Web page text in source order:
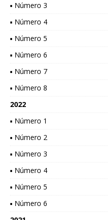
▪ Número 3
▪ Número 4
▪ Número 5
▪ Número 6
▪ Número 7
▪ Número 8
2022
▪ Número 1
▪ Número 2
▪ Número 3
▪ Número 4
▪ Número 5
▪ Número 6